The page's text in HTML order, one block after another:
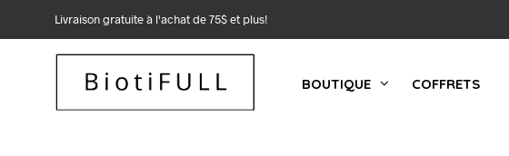
Livraison gratuite à l'achat de 75$ et plus!
BOUTIQUE COFFRETS